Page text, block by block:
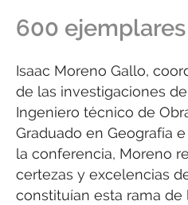
600 ejemplares
Isaac Moreno Gallo,
de las investigaciones
Ingeniero técnico de
Graduado en Geografía
la conferencia, Moreno
certezas y excelencias
constituían esta rama de